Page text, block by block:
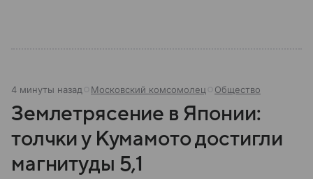
4 минуты назад Московский комсомолец Общество
Землетрясение в Японии:
толчки у Кумамото достигли
магнитуды 5,1